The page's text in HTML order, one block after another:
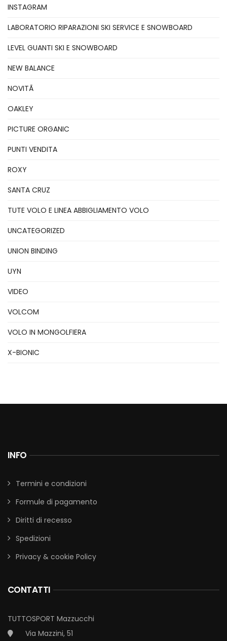
INSTAGRAM
LABORATORIO RIPARAZIONI SKI SERVICE E SNOWBOARD
LEVEL GUANTI SKI E SNOWBOARD
NEW BALANCE
NOVITÃ
OAKLEY
PICTURE ORGANIC
PUNTI VENDITA
ROXY
SANTA CRUZ
TUTE VOLO E LINEA ABBIGLIAMENTO VOLO
UNCATEGORIZED
UNION BINDING
UYN
VIDEO
VOLCOM
VOLO IN MONGOLFIERA
X-BIONIC
INFO
Termini e condizioni
Formule di pagamento
Diritti di recesso
Spedizioni
Privacy & cookie Policy
CONTATTI
TUTTOSPORT Mazzucchi
Via Mazzini, 51